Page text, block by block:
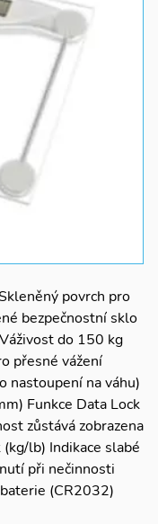
povrch pro
bezpečnostní sklo
do 150 kg
přesné vážení
nastoupení na váhu)
Funkce Data Lock
zůstává zobrazena
lb) Indikace slabé
při nečinnosti
(CR2032)